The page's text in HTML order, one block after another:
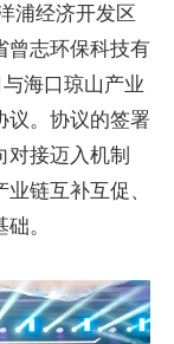
浦经济开发区
曾志环保科技有
海口琼山产业
议。协议的签署
接迈入机制
链互补互促、
。